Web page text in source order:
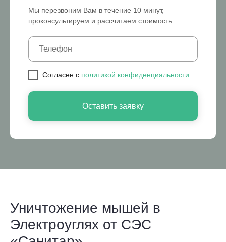
Мы перезвоним Вам в течение 10 минут,
проконсультируем и рассчитаем стоимость
Cогласен с политикой конфиденциальности
Оставить заявку
Уничтожение мышей в
Электроуглях от СЭС